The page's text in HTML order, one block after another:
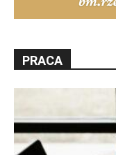
PRACA